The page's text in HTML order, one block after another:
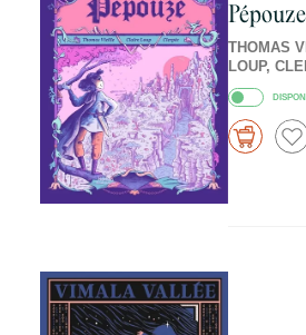
Pépouze
THOMAS
LOUP,